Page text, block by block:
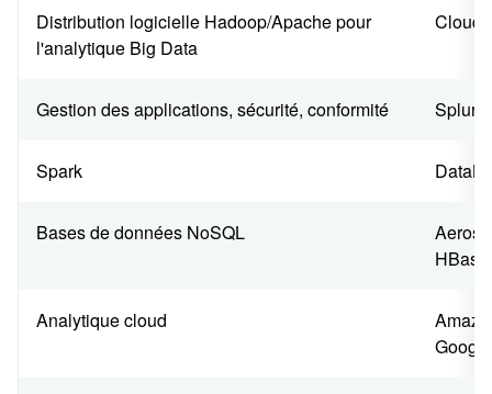
Distribution logicielle Hadoop/Apache pour
l'analytique Big Data
Gestion des applications, sécurité, conformité Splunk
Spark
Bases de données NoSQL
Analytique cloud